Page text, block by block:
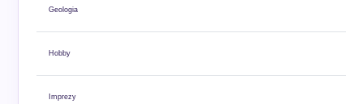
Geologia
Hobby
Imprezy